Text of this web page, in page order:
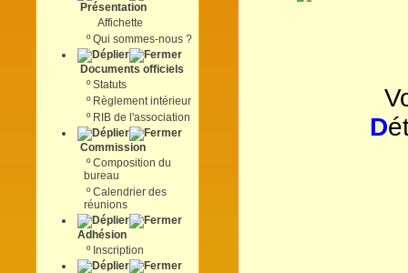
Présentation
Affichette
ºQui sommes-nous ?
Documents officiels
ºStatuts
º Règlement intérieur
º RIB de l'association
Commission
ºComposition du
bureau
ºCalendrier des
réunions
Adhésion
º Inscription
D